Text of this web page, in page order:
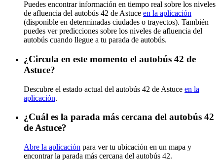
Puedes encontrar información en tiempo real sobre los niveles
de afluencia del autobús 42 de Astuce en la aplicación
(disponible en determinadas ciudades o trayectos). También
puedes ver predicciones sobre los niveles de afluencia del
autobús cuando llegue a tu parada de autobús.
¿Circula en este momento el autobús 42 de
Astuce?
Descubre el estado actual del autobús 42 de Astuce en la
aplicación.
¿Cuál es la parada más cercana del autobús 42
de Astuce?
Abre la aplicación para ver tu ubicación en un mapa y
encontrar la parada más cercana del autobús 42.